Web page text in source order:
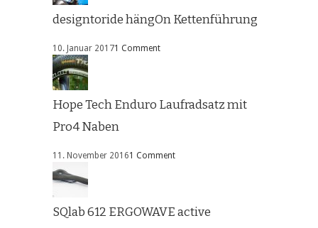
designtoride hängOn Kettenführung
10. Januar 20171 Comment
Hope Tech Enduro Laufradsatz mit
Pro4 Naben
11. November 20161 Comment
SQlab 612 ERGOWAVE active